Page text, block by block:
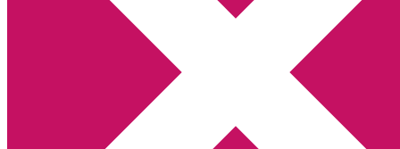
Webbshop Amazon
Utskriftscentralen
Min tv-blogg